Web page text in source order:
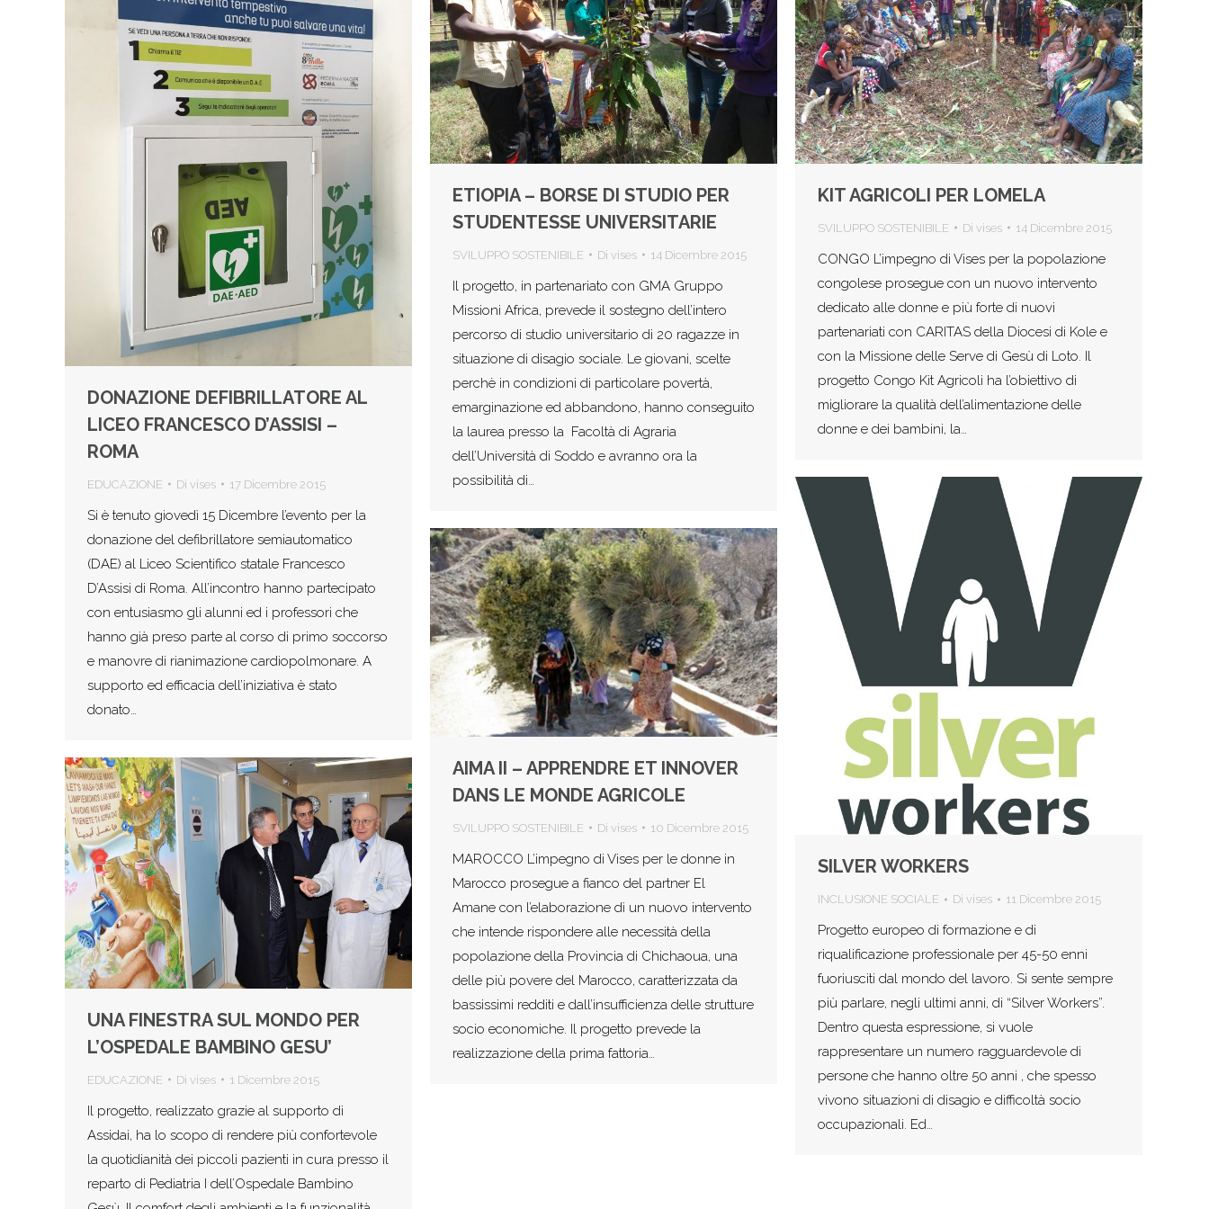
DONAZIONE DEFIBRILLATORE AL
LICEO FRANCESCO D’ASSISI –
ROMA
EDUCAZIONE Di vises 17 Dicembre 2015
Si è tenuto giovedì 15 Dicembre l’evento per la
donazione del defibrillatore semiautomatico
(DAE) al Liceo Scientifico statale Francesco
D’Assisi di Roma. All’incontro hanno partecipato
con entusiasmo gli alunni ed i professori che
hanno già preso parte al corso di primo soccorso
e manovre di rianimazione cardiopolmonare. A
supporto ed efficacia dell’iniziativa è stato
donato…
ETIOPIA – BORSE DI STUDIO PER
STUDENTESSE UNIVERSITARIE
SVILUPPO SOSTENIBILE Di vises 14 Dicembre 2015
Il progetto, in partenariato con GMA Gruppo
Missioni Africa, prevede il sostegno dell’intero
percorso di studio universitario di 20 ragazze in
situazione di disagio sociale. Le giovani, scelte
perchè in condizioni di particolare povertà,
emarginazione ed abbandono, hanno conseguito
la laurea presso la Facoltà di Agraria
dell’Università di Soddo e avranno ora la
possibilità di…
KIT AGRICOLI PER LOMELA
SVILUPPO SOSTENIBILE Di vises 14 Dicembre 2015
CONGO L’impegno di Vises per la popolazione
congolese prosegue con un nuovo intervento
dedicato alle donne e più forte di nuovi
partenariati con CARITAS della Diocesi di Kole e
con la Missione delle Serve di Gesù di Loto. Il
progetto Congo Kit Agricoli ha l’obiettivo di
migliorare la qualità dell’alimentazione delle
donne e dei bambini, la…
SILVER WORKERS
INCLUSIONE SOCIALE Di vises 11 Dicembre 2015
Progetto europeo di formazione e di
riqualificazione professionale per 45-50 enni
fuoriusciti dal mondo del lavoro. Si sente sempre
più parlare, negli ultimi anni, di “Silver Workers”.
Dentro questa espressione, si vuole
rappresentare un numero ragguardevole di
persone che hanno oltre 50 anni , che spesso
vivono situazioni di disagio e difficoltà socio
occupazionali. Ed…
AIMA II – APPRENDRE ET INNOVER
DANS LE MONDE AGRICOLE
SVILUPPO SOSTENIBILE Di vises 10 Dicembre 2015
MAROCCO L’impegno di Vises per le donne in
Marocco prosegue a fianco del partner El
Amane con l’elaborazione di un nuovo intervento
che intende rispondere alle necessità della
popolazione della Provincia di Chichaoua, una
delle più povere del Marocco, caratterizzata da
bassissimi redditi e dall’insufficienza delle strutture
socio economiche. Il progetto prevede la
realizzazione della prima fattoria…
UNA FINESTRA SUL MONDO PER
L’OSPEDALE BAMBINO GESU’
EDUCAZIONE Di vises 1 Dicembre 2015
Il progetto, realizzato grazie al supporto di
Assidai, ha lo scopo di rendere più confortevole
la quotidianità dei piccoli pazienti in cura presso il
reparto di Pediatria I dell’Ospedale Bambino